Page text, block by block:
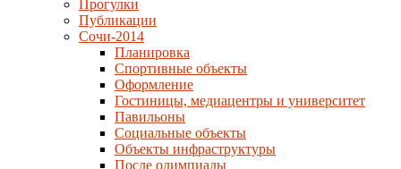
Прогулки
Публикации
Сочи-2014
Планировка
Спортивные объекты
Оформление
Гостиницы, медиацентры и университет
Павильоны
Социальные объекты
Объекты инфраструктуры
После олимпиады